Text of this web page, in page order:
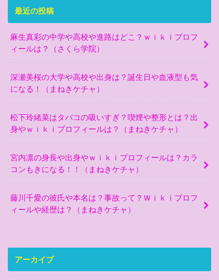
最近の投稿
麻生真彩の中学や高校や進路はどこ？ｗｉｋｉプロフ
ィールは？（さくら学院）
深瀬美桜の大学や高校や出身は？誕生日や血液型も気
になる！（まねきケチャ）
松下玲緒菜はタバコの吸いすぎ？喫煙や整形とは？出
身やｗｉｋｉプロフィールは？（まねきケチャ）
宮内凛の身長や出身やｗｉｋｉプロフィールは？カラ
コンもきになる！！（まねきケチャ）
藤川千愛の彼氏や本名は？事故って？Ｗｉｋｉプロフ
ィールや経歴は？（まねきケチャ）
アーカイブ